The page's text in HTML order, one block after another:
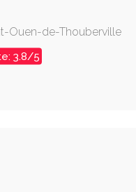
Ouen-de-Thouberville
3.8/5